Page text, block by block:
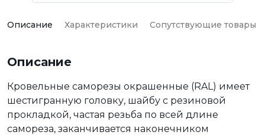
Описание Характеристики Сопутствующие товары
Описание
Кровельные саморезы окрашенные (RAL) имеет
шестигранную головку, шайбу с резиновой
прокладкой, частая резьба по всей длине
самореза, заканчивается наконечником